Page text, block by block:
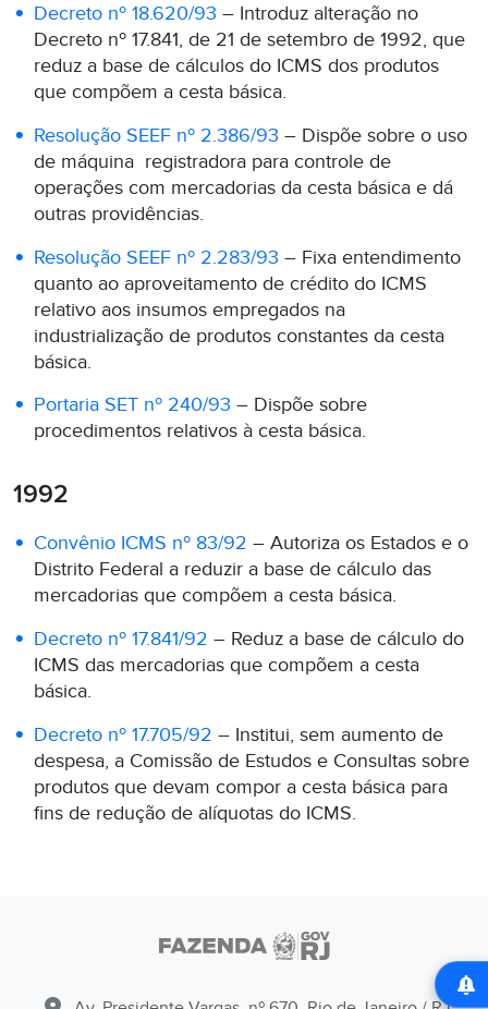
Decreto nº 18.620/93 – Introduz alteração no
Decreto nº 17.841, de 21 de setembro de 1992, que
reduz a base de cálculos do ICMS dos produtos
que compõem a cesta básica.
Resolução SEEF nº 2.386/93 – Dispõe sobre o uso
de máquina registradora para controle de
operações com mercadorias da cesta básica e dá
outras providências.
Resolução SEEF nº 2.283/93 – Fixa entendimento
quanto ao aproveitamento de crédito do ICMS
relativo aos insumos empregados na
industrialização de produtos constantes da cesta
básica.
Portaria SET nº 240/93 – Dispõe sobre
procedimentos relativos à cesta básica.
1992
Convênio ICMS nº 83/92 – Autoriza os Estados e o
Distrito Federal a reduzir a base de cálculo das
mercadorias que compõem a cesta básica.
Decreto nº 17.841/92 – Reduz a base de cálculo do
ICMS das mercadorias que compõem a cesta
básica.
Decreto nº 17.705/92 – Institui, sem aumento de
despesa, a Comissão de Estudos e Consultas sobre
produtos que devam compor a cesta básica para
fins de redução de alíquotas do ICMS.